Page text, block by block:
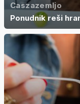
Caszazemljo
Ponudnik reši